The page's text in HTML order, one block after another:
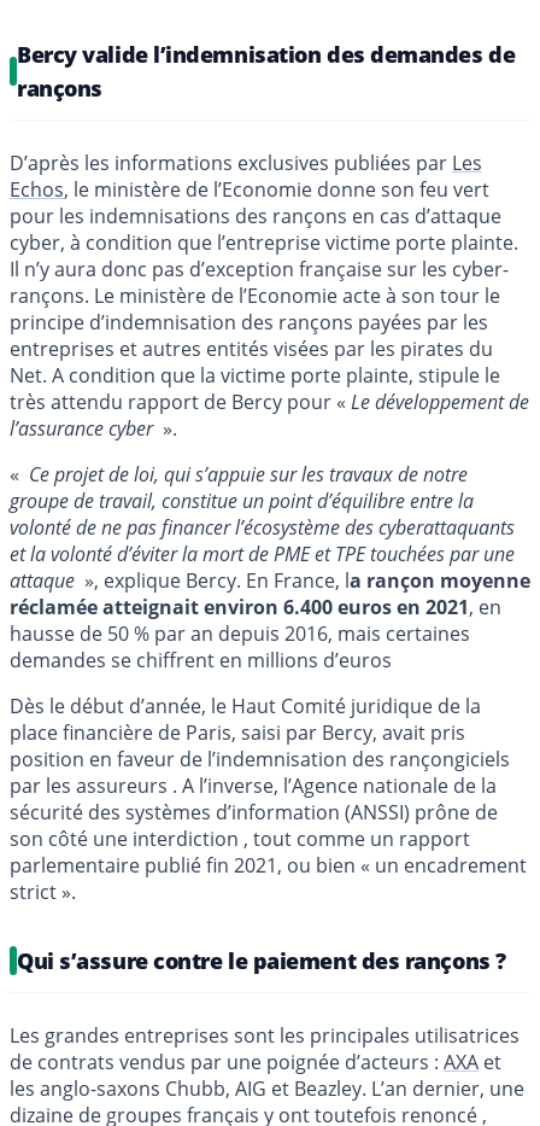
Bercy valide l’indemnisation des demandes de
rançons
D’après les informations exclusives publiées par Les
Echos, le ministère de l’Economie donne son feu vert
pour les indemnisations des rançons en cas d’attaque
cyber, à condition que l’entreprise victime porte plainte.
Il n’y aura donc pas d’exception française sur les cyber-
rançons. Le ministère de l’Economie acte à son tour le
principe d’indemnisation des rançons payées par les
entreprises et autres entités visées par les pirates du
Net. A condition que la victime porte plainte, stipule le
très attendu rapport de Bercy pour « Le développement de
l’assurance cyber ».
« Ce projet de loi, qui s’appuie sur les travaux de notre
groupe de travail, constitue un point d’équilibre entre la
volonté de ne pas financer l’écosystème des cyberattaquants
et la volonté d’éviter la mort de PME et TPE touchées par une
attaque », explique Bercy. En France, la rançon moyenne
réclamée atteignait environ 6.400 euros en 2021, en
hausse de 50 % par an depuis 2016, mais certaines
demandes se chiffrent en millions d’euros
Dès le début d’année, le Haut Comité juridique de la
place financière de Paris, saisi par Bercy, avait pris
position en faveur de l’indemnisation des rançongiciels
par les assureurs . A l’inverse, l’Agence nationale de la
sécurité des systèmes d’information (ANSSI) prône de
son côté une interdiction , tout comme un rapport
parlementaire publié fin 2021, ou bien « un encadrement
strict ».
Qui s’assure contre le paiement des rançons ?
Les grandes entreprises sont les principales utilisatrices
de contrats vendus par une poignée d’acteurs : AXA et
les anglo-saxons Chubb, AIG et Beazley. L’an dernier, une
dizaine de groupes français y ont toutefois renoncé ,